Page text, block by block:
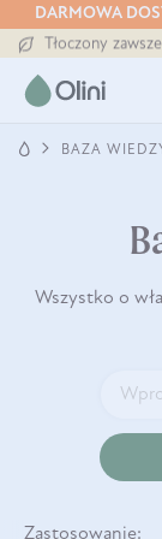
DARMOWA
Darmowa
Tłoczony
Darmowa
BAZA
Wszystko o
Zastosowanie: